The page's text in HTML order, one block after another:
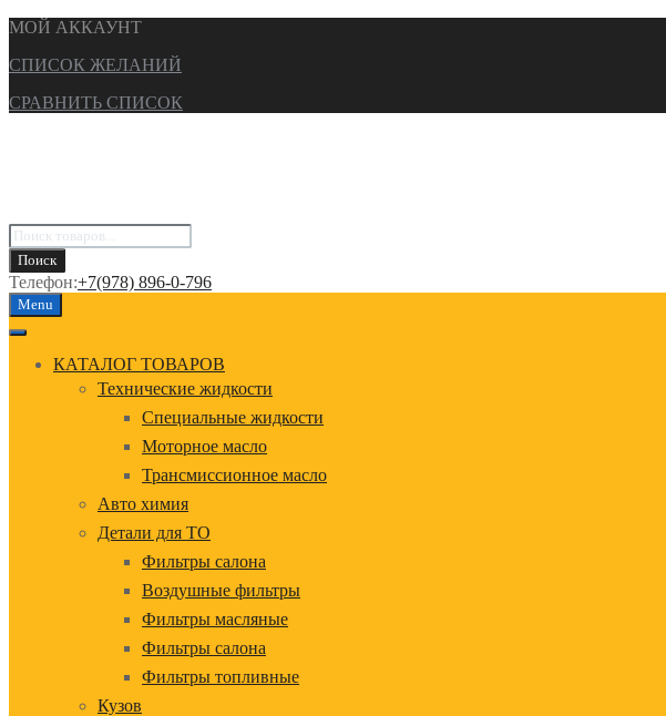
МОЙ АККАУНТ
СПИСОК ЖЕЛАНИЙ
СРАВНИТЬ СПИСОК
Поиск
товаров
Поиск
Телефон:+7(978) 896-0-796
Перейти
к
содержанию
Menu
КАТАЛОГ ТОВАРОВ
Технические жидкости
Специальные жидкости
Моторное масло
Трансмиссионное масло
Авто химия
Детали для ТО
Фильтры салона
Воздушные фильтры
Фильтры масляные
Фильтры салона
Фильтры топливные
Кузов